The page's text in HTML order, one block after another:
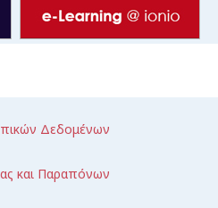
Δεδομένων
και Παραπόνων